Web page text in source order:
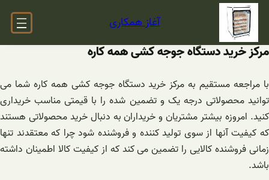
رفتن
محتوا
آغاز همکاری
مرکز خرید دستگاه جوجه کشی همه کاره
با مراجعه مستقیم به مرکز خرید دستگاه جوجه کشی همه کاره شما می
توانید محصولاتی درجه یک و تضمین شده را با قیمتی مناسب خریداری
کنید. امروزه بیشتر مشتریان و خریداران به دنبال خرید محصولاتی هستند
که کیفیت آنها از سوی تولید کننده و فروشنده شود چرا که معتقدند تنها
زمانی فروشنده کالایی را تضمین می کند که از کیفیت کالا اطمینان داشته
باشد.